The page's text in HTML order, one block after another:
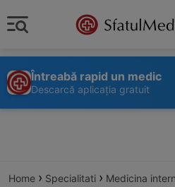
Întreabă rapid un medic
Descarcă aplicația gratuit
Home › Specialitati › Medicina